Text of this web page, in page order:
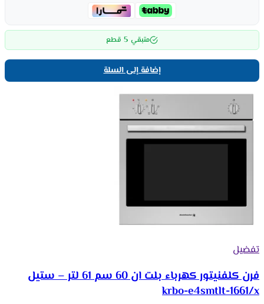
متبقي 5 قطع
إضافة إلى السلة
تفضيل
فرن كلفنيتور كهرباء بلت ان 60 سم 61 لتر – ستيل
krbo-e4smtlt-1661/x